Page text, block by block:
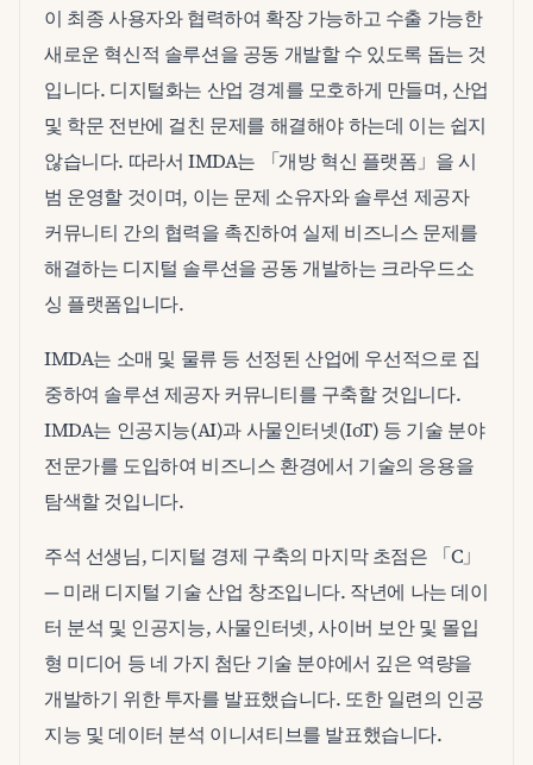
이 최종 사용자와 협력하여 확장 가능하고 수출 가능한
새로운 혁신적 솔루션을 공동 개발할 수 있도록 돕는 것
입니다. 디지털화는 산업 경계를 모호하게 만들며, 산업
및 학문 전반에 걸친 문제를 해결해야 하는데 이는 쉽지
않습니다. 따라서 IMDA는 「개방 혁신 플랫폼」을 시
범 운영할 것이며, 이는 문제 소유자와 솔루션 제공자
커뮤니티 간의 협력을 촉진하여 실제 비즈니스 문제를
해결하는 디지털 솔루션을 공동 개발하는 크라우드소
싱 플랫폼입니다.
IMDA는 소매 및 물류 등 선정된 산업에 우선적으로 집
중하여 솔루션 제공자 커뮤니티를 구축할 것입니다.
IMDA는 인공지능(AI)과 사물인터넷(IoT) 등 기술 분야
전문가를 도입하여 비즈니스 환경에서 기술의 응용을
탐색할 것입니다.
주석 선생님, 디지털 경제 구축의 마지막 초점은 「C」
— 미래 디지털 기술 산업 창조입니다. 작년에 나는 데이
터 분석 및 인공지능, 사물인터넷, 사이버 보안 및 몰입
형 미디어 등 네 가지 첨단 기술 분야에서 깊은 역량을
개발하기 위한 투자를 발표했습니다. 또한 일련의 인공
지능 및 데이터 분석 이니셔티브를 발표했습니다.